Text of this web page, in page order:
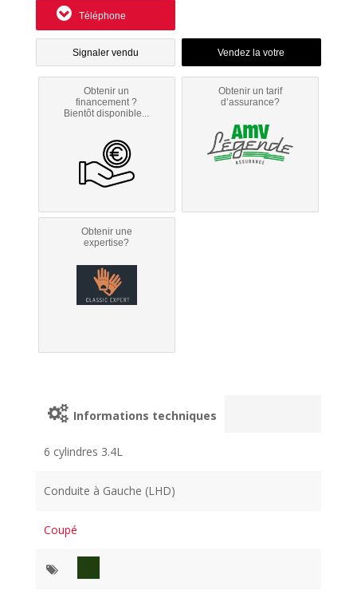
Téléphone
Signaler vendu
Obtenir un
financement ?
Bientôt disponible...
Obtenir un tarif
d’assurance?
Obtenir une
expertise?
Informations techniques
6 cylindres 3.4L
Conduite à Gauche (LHD)
Coupé